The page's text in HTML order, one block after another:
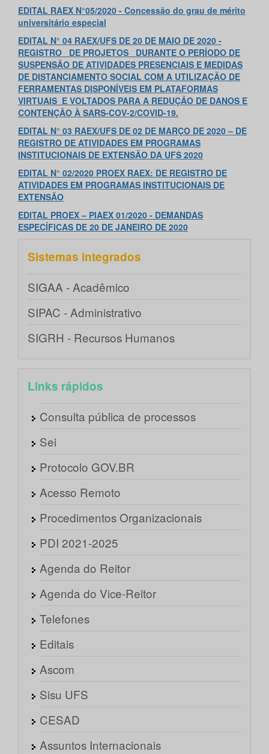
EDITAL RAEX N°05/2020 - Concessão do grau de mérito
universitário especial
EDITAL N° 04 RAEX/UFS DE 20 DE MAIO DE 2020 -
REGISTRO DE PROJETOS DURANTE O PERÍODO DE
SUSPENSÃO DE ATIVIDADES PRESENCIAIS E MEDIDAS
DE DISTANCIAMENTO SOCIAL COM A UTILIZAÇÃO DE
FERRAMENTAS DISPONÍVEIS EM PLATAFORMAS
VIRTUAIS E VOLTADOS PARA A REDUÇÃO DE DANOS E
CONTENÇÃO À SARS-COV-2/COVID-19.
EDITAL N° 03 RAEX/UFS DE 02 DE MARÇO DE 2020 – DE
REGISTRO DE ATIVIDADES EM PROGRAMAS
INSTITUCIONAIS DE EXTENSÃO DA UFS 2020
EDITAL N° 02/2020 PROEX RAEX: DE REGISTRO DE
ATIVIDADES EM PROGRAMAS INSTITUCIONAIS DE
EXTENSÃO
EDITAL PROEX – PIAEX 01/2020 - DEMANDAS
ESPECÍFICAS DE 20 DE JANEIRO DE 2020
Sistemas integrados
SIGAA - Acadêmico
SIPAC - Administrativo
SIGRH - Recursos Humanos
Links rápidos
Consulta pública de processos
Sei
Protocolo GOV.BR
Acesso Remoto
Procedimentos Organizacionais
PDI 2021-2025
Agenda do Reitor
Agenda do Vice-Reitor
Telefones
Editais
Ascom
Sisu UFS
CESAD
Assuntos Internacionais